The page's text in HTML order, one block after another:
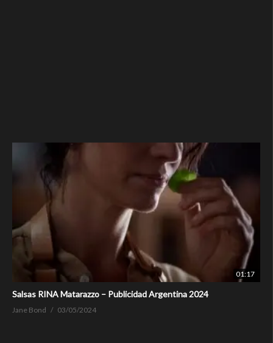
01:17
Salsas RINA Matarazzo – Publicidad Argentina 2024
Jane Bond 03/05/2024